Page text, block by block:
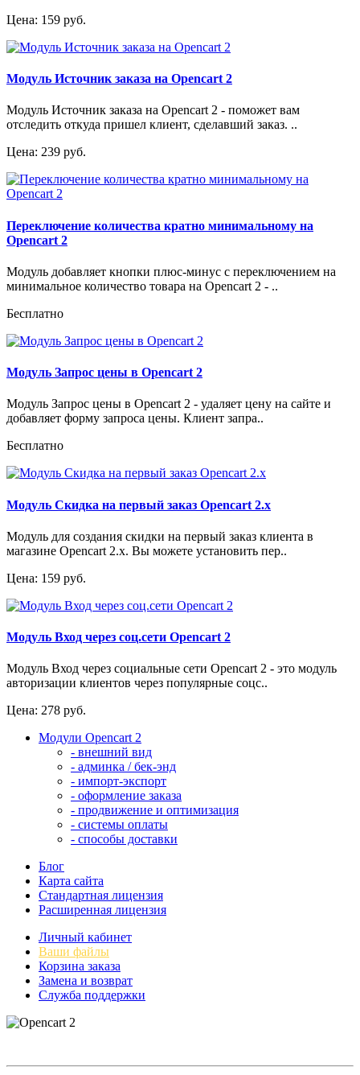
Цена: 159 руб.
Модуль Источник заказа на Opencart 2
Модуль Источник заказа на Opencart 2 - поможет вам
отследить откуда пришел клиент, сделавший заказ. ..
Цена: 239 руб.
Переключение количества кратно минимальному на
Opencart 2
Модуль добавляет кнопки плюс-минус с переключением на
минимальное количество товара на Opencart 2 - ..
Бесплатно
Модуль Запрос цены в Opencart 2
Модуль Запрос цены в Opencart 2 - удаляет цену на сайте и
добавляет форму запроса цены. Клиент запра..
Бесплатно
Модуль Скидка на первый заказ Opencart 2.x
Модуль для создания скидки на первый заказ клиента в
магазине Opencart 2.x. Вы можете установить пер..
Цена: 159 руб.
Модуль Вход через соц.сети Opencart 2
Модуль Вход через социальные сети Opencart 2 - это модуль
авторизации клиентов через популярные соцс..
Цена: 278 руб.
Модули Opencart 2
- внешний вид
- админка / бек-энд
- импорт-экспорт
- оформление заказа
- продвижение и оптимизация
- системы оплаты
- способы доставки
Блог
Карта сайта
Стандартная лицензия
Расширенная лицензия
Личный кабинет
Ваши файлы
Корзина заказа
Замена и возврат
Служба поддержки